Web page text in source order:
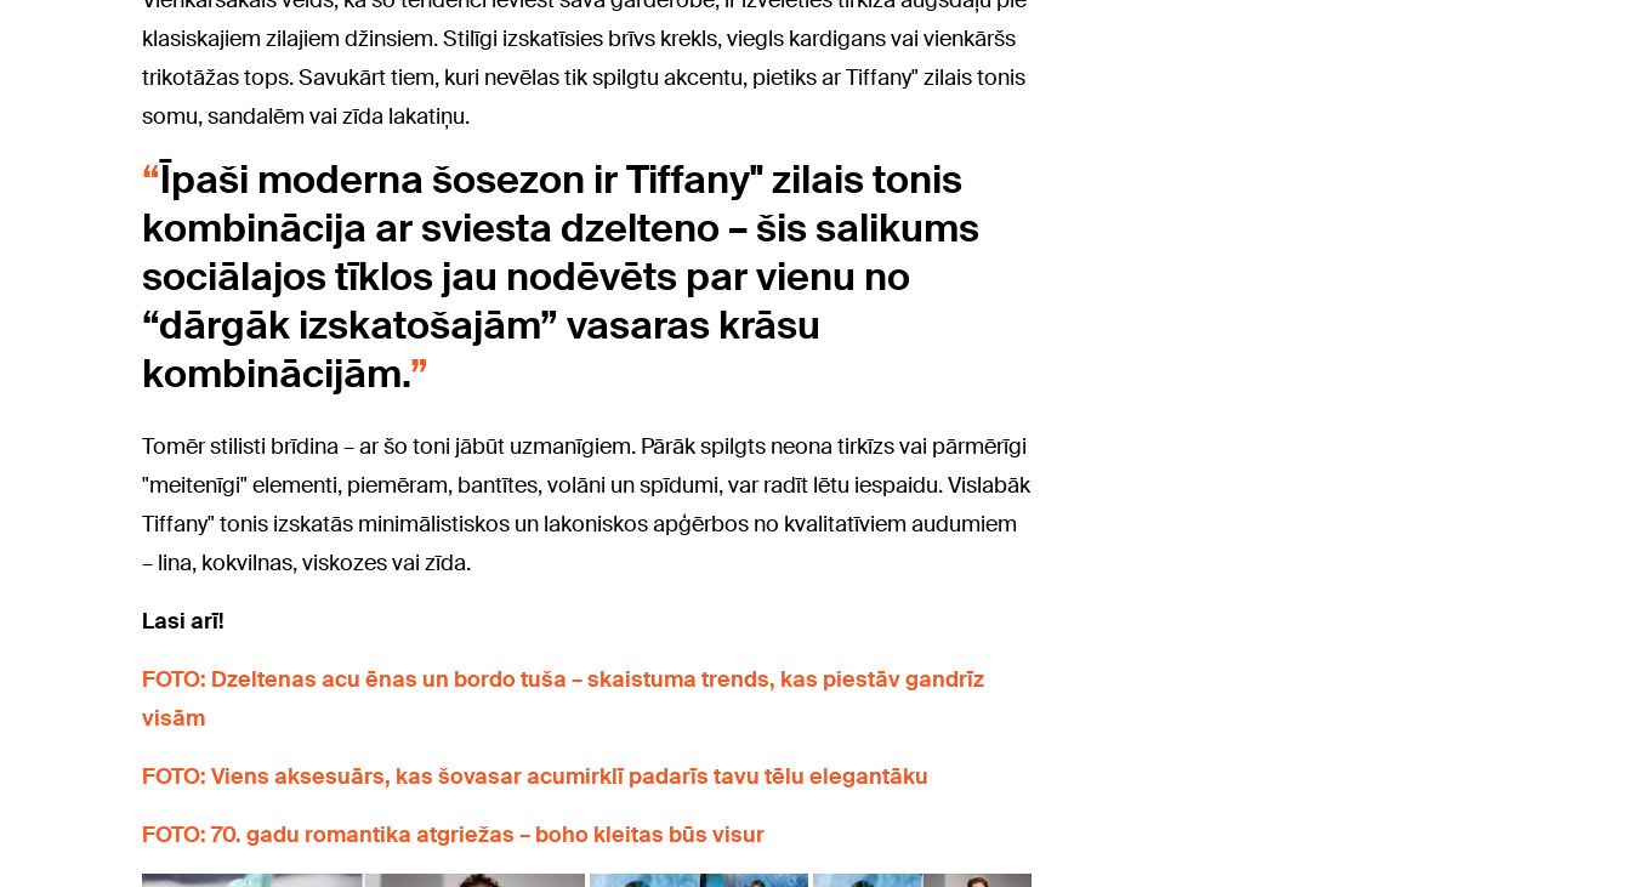
klasiskajiem zilajiem džinsiem. Stilīgi izskatīsies brīvs krekls, viegls kardigans vai vienkāršs
trikotāžas tops. Savukārt tiem, kuri nevēlas tik spilgtu akcentu, pietiks ar Tiffany" zilais tonis
somu, sandalēm vai zīda lakatiņu.
Īpaši moderna šosezon ir Tiffany" zilais tonis
kombinācija ar sviesta dzelteno – šis salikums
sociālajos tīklos jau nodēvēts par vienu no
“dārgāk izskatošajām” vasaras krāsu
kombinācijām.
Tomēr stilisti brīdina – ar šo toni jābūt uzmanīgiem. Pārāk spilgts neona tirkīzs vai pārmērīgi
"meitenīgi" elementi, piemēram, bantītes, volāni un spīdumi, var radīt lētu iespaidu. Vislabāk
Tiffany" tonis izskatās minimālistiskos un lakoniskos apģērbos no kvalitatīviem audumiem
– lina, kokvilnas, viskozes vai zīda.
Lasi arī!
FOTO: Dzeltenas acu ēnas un bordo tuša – skaistuma trends, kas piestāv gandrīz
visām
FOTO: Viens aksesuārs, kas šovasar acumirklī padarīs tavu tēlu elegantāku
FOTO: 70. gadu romantika atgriežas – boho kleitas būs visur